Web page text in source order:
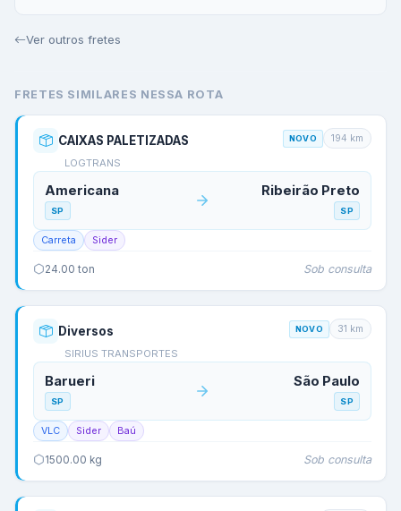
Ver outros fretes
FRETES SIMILARES NESSA ROTA
CAIXAS PALETIZADAS
LOGTRANS
NOVO 194 km
Americana
SP
Ribeirão Preto
SP
Carreta Sider
24.00 ton Sob consulta
Diversos
SIRIUS TRANSPORTES
NOVO 31 km
Barueri
SP
São Paulo
SP
VLC Sider Baú
1500.00 kg Sob consulta